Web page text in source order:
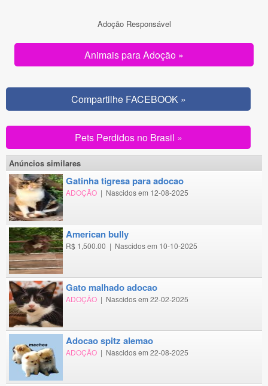
Adoção Responsável
Animais para Adoção »
Compartilhe FACEBOOK »
Pets Perdidos no Brasil »
Anúncios similares
gatinha tigresa para adocao
ADOÇÃO | Nascidos em 12-08-2025
american bully
R$ 1,500.00 | Nascidos em 10-10-2025
gato malhado adocao
ADOÇÃO | Nascidos em 22-02-2025
adocao spitz alemao
ADOÇÃO | Nascidos em 22-08-2025